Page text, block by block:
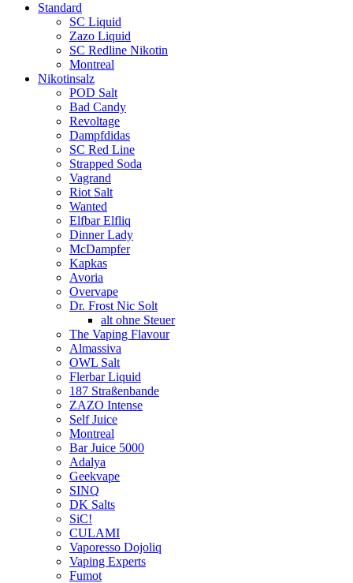
Standard
SC Liquid
Zazo Liquid
SC Redline Nikotin
Montreal
Nikotinsalz
POD Salt
Bad Candy
Revoltage
Dampfdidas
SC Red Line
Strapped Soda
Vagrand
Riot Salt
Wanted
Elfbar Elfliq
Dinner Lady
McDampfer
Kapkas
Avoria
Overvape
Dr. Frost Nic Solt
alt ohne Steuer
The Vaping Flavour
Almassiva
OWL Salt
Flerbar Liquid
187 Straßenbande
ZAZO Intense
Self Juice
Montreal
Bar Juice 5000
Adalya
Geekvape
SINQ
DK Salts
SiC!
CULAMI
Vaporesso Dojoliq
Vaping Experts
Fumot